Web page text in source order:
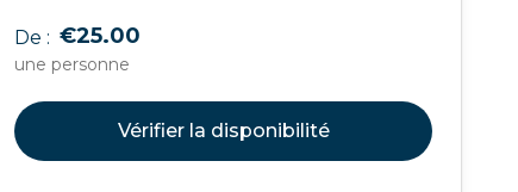
De : €25.00
une personne
Vérifier la disponibilité